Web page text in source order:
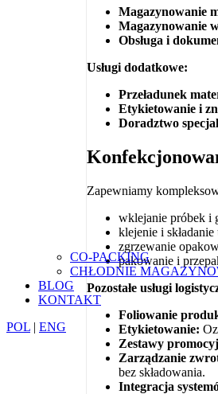
CO-PACKING
CHŁODNIE
BLOG
KONTAKT
POL | ENG
Magazynowanie
Magazynowanie
Obsługa i
Usługi dodatkowe:
Przeładunek
Etykietowanie i
Doradztwo
Zapewniamy
wklejanie próbek i
klejenie i składanie
zgrzewanie
pakowanie i
Pozostałe usługi
Foliowanie
Etykietowanie:
Zestawy
Zarządzanie
bez składowania.
Integracja